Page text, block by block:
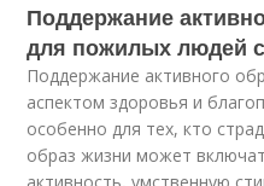
Поддержание
для пожилых людей
Поддержание активного
аспектом здоровья и
особенно для тех, кто
образ жизни может